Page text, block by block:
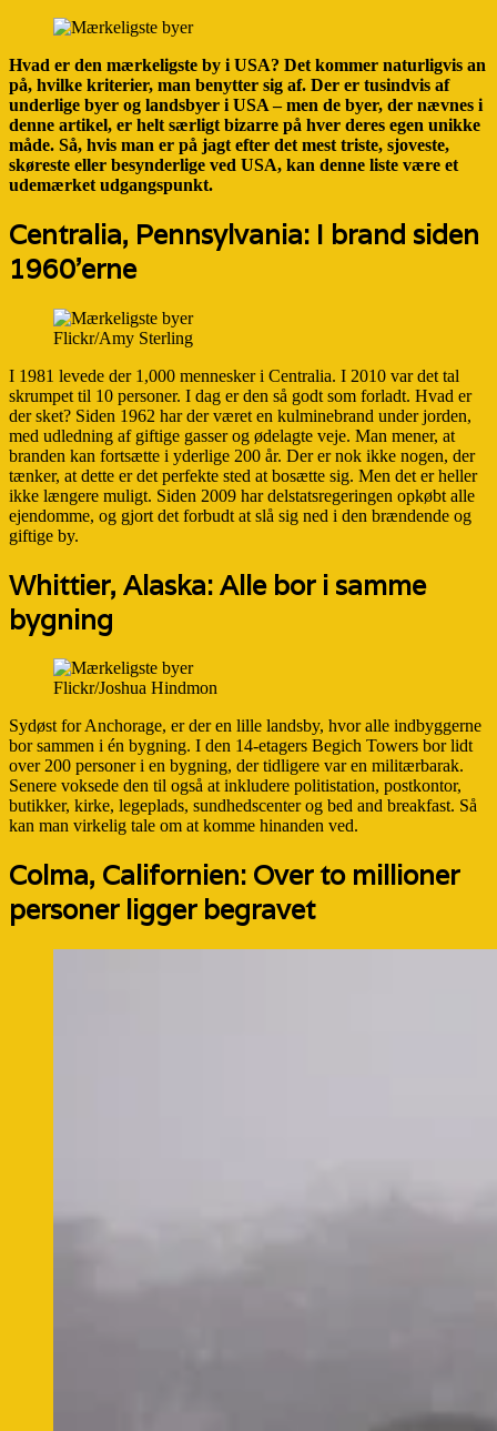
Hvad er den mærkeligste by i USA? Det kommer naturligvis an
på, hvilke kriterier, man benytter sig af. Der er tusindvis af
underlige byer og landsbyer i USA – men de byer, der nævnes i
denne artikel, er helt særligt bizarre på hver deres egen unikke
måde. Så, hvis man er på jagt efter det mest triste, sjoveste,
skøreste eller besynderlige ved USA, kan denne liste være et
udemærket udgangspunkt.
Centralia, Pennsylvania: I brand siden
1960’erne
Flickr/Amy Sterling
I 1981 levede der 1,000 mennesker i Centralia. I 2010 var det tal
skrumpet til 10 personer. I dag er den så godt som forladt. Hvad er
der sket? Siden 1962 har der været en kulminebrand under jorden,
med udledning af giftige gasser og ødelagte veje. Man mener, at
branden kan fortsætte i yderlige 200 år. Der er nok ikke nogen, der
tænker, at dette er det perfekte sted at bosætte sig. Men det er heller
ikke længere muligt. Siden 2009 har delstatsregeringen opkøbt alle
ejendomme, og gjort det forbudt at slå sig ned i den brændende og
giftige by.
Whittier, Alaska: Alle bor i samme
bygning
Flickr/Joshua Hindmon
Sydøst for Anchorage, er der en lille landsby, hvor alle indbyggerne
bor sammen i én bygning. I den 14-etagers Begich Towers bor lidt
over 200 personer i en bygning, der tidligere var en militærbarak.
Senere voksede den til også at inkludere politistation, postkontor,
butikker, kirke, legeplads, sundhedscenter og bed and breakfast. Så
kan man virkelig tale om at komme hinanden ved.
Colma, Californien: Over to millioner
personer ligger begravet